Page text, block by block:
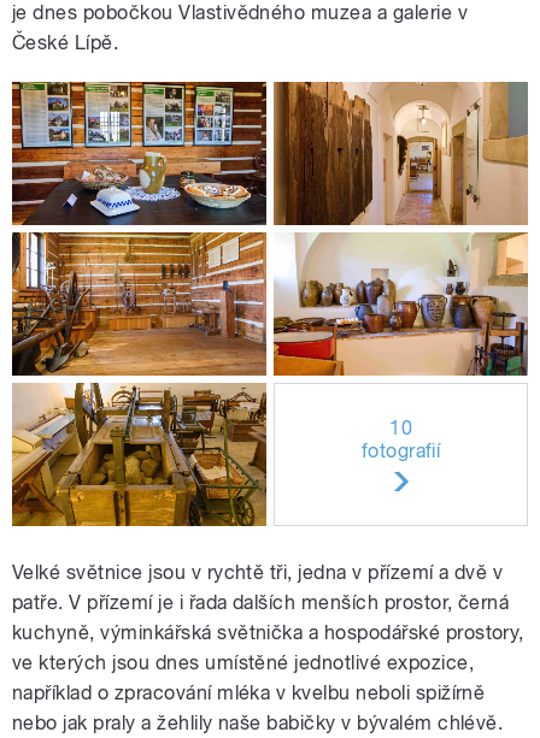
je dnes pobočkou Vlastivědného muzea a galerie v
České Lípě.
10
fotografií
Velké světnice jsou v rychtě tři, jedna v přízemí a dvě v
patře. V přízemí je i řada dalších menších prostor, černá
kuchyně, výminkářská světnička a hospodářské prostory,
ve kterých jsou dnes umístěné jednotlivé expozice,
například o zpracování mléka v kvelbu neboli spižírně
nebo jak praly a žehlily naše babičky v bývalém chlévě.